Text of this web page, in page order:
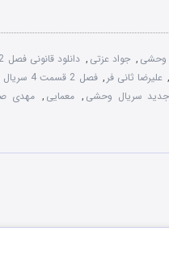
وحشی , جواد عزتی , دانلود قانونی فصل 2 سریال وحشی قسمت 4
, علیرضا ثانی فر , فصل 2 قسمت 4 سریال وحشی
سریال وحشی , معمایی , مهدی